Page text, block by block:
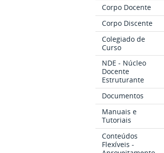
Corpo Docente
Corpo Discente
Colegiado de
Curso
NDE - Núcleo
Docente
Estruturante
Documentos
Manuais e
Tutoriais
Conteúdos
Flexíveis -